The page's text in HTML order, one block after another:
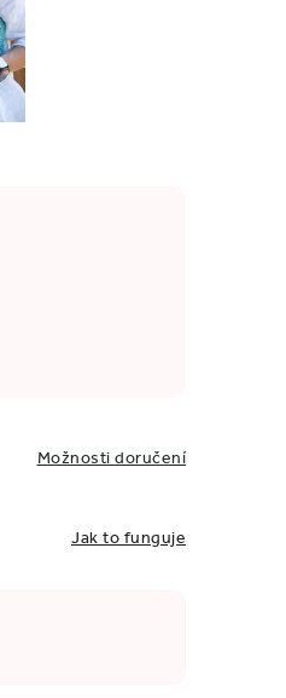
Možnosti doručení
Jak to funguje